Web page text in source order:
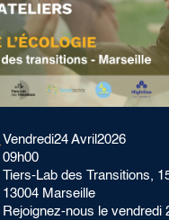
Vendredi24 Avril 2026
09h00
Tiers-Lab des Transitions,
13004 Marseille
Rejoignez-nous le vendredi